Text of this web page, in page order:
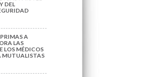
DEL
A
LAS
LOS MÉDICOS
MUTUALISTAS